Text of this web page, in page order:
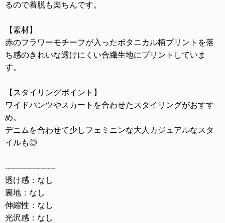
るので着脱も楽ちんです。
【素材】
赤のフラワーモチーフが入ったボタニカル柄プリントを落
ち感のきれいな透けにくい合繊生地にプリントしていま
す。
【スタイリングポイント】
ワイドパンツやスカートを合わせたスタイリングがおすす
め。
デニムを合わせて少しフェミニンな大人カジュアルなスタ
イルも◎
--------------------
透け感：なし
裏地：なし
伸縮性：なし
光沢感：なし